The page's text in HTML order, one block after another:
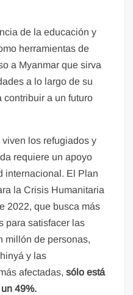
de la educación y
herramientas de
a Myanmar que sirva
a lo largo de su
contribuir a un futuro
los refugiados y
requiere un apoyo
internacional. El Plan
la Crisis Humanitaria
2022, que busca más
para satisfacer las
millón de personas,
y las
afectadas,sólo está
49%.